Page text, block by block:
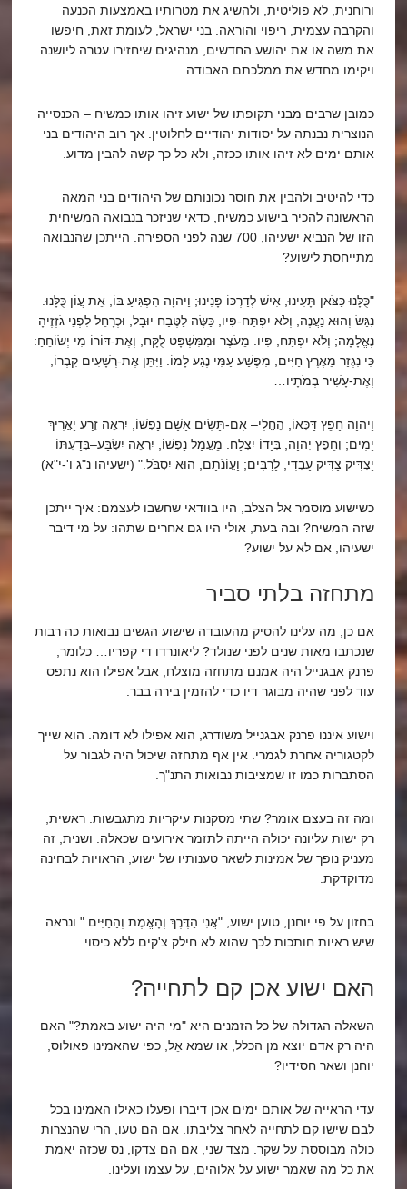
ורוחנית, לא פוליטית, ולהשיג את מטרותיו באמצעות הכנעה
והקרבה עצמית, ריפוי והוראה. בני ישראל, לעומת זאת, חיפשו
את משה או את יהושע החדשים, מנהיגים שיחזירו עטרה ליושנה
ויקימו מחדש את ממלכתם האבודה.
כמובן שרבים מבני תקופתו של ישוע זיהו אותו כמשיח – הכנסייה
הנוצרית נבנתה על יסודות יהודיים לחלוטין. אך רוב היהודים בני
אותם ימים לא זיהו אותו ככזה, ולא כל כך קשה להבין מדוע.
כדי להיטיב ולהבין את חוסר נכונותם של היהודים בני המאה
הראשונה להכיר בישוע כמשיח, כדאי שניזכר בנבואה המשיחית
הזו של הנביא ישעיהו, 700 שנה לפני הספירה. הייתכן שהנבואה
מתייחסת לישוע?
"כֻּלָּנוּ כַּצֹּאן תָּעִינוּ, אִישׁ לְדַרְכּוֹ פָּנִינוּ; וַיהוָה הִפְגִּיעַ בּוֹ, אֵת עֲו‍ֹן כֻּלָּנוּ.
נִגַּשׂ וְהוּא נַעֲנֶה, וְלֹא יִפְתַּח-פִּיו, כַּשֶּׂה לַטֶּבַח יוּבָל, וּכְרָחֵל לִפְנֵי גֹזְזֶיהָ
נֶאֱלָמָה; וְלֹא יִפְתַּח, פִּיו. מֵעֹצֶר וּמִמִּשְׁפָּט לֻקָּח, וְאֶת-דּוֹרוֹ מִי יְשׂוֹחֵחַ:
כִּי נִגְזַר מֵאֶרֶץ חַיִּים, מִפֶּשַׁע עַמִּי נֶגַע לָמוֹ. וַיִּתֵּן אֶת-רְשָׁעִים קִבְרוֹ,
וְאֶת-עָשִׁיר בְּמֹתָיו…
וַיהוָה חָפֵץ דַּכְּאוֹ, הֶחֱלִי– אִם-תָּשִׂים אָשָׁם נַפְשׁוֹ, יִרְאֶה זֶרַע יַאֲרִיךְ
יָמִים; וְחֵפֶץ יְהוָה, בְּיָדוֹ יִצְלָח. מֵעֲמַל נַפְשׁוֹ, יִרְאֶה יִשְׂבָּע–בְּדַעְתּוֹ
יַצְדִּיק צַדִּיק עַבְדִּי, לָרַבִּים; וַעֲו‍ֹנֹתָם, הוּא יִסְבֹּל." (ישעיהו נ"ג ו'-י"א)
כשישוע מוסמר אל הצלב, היו בוודאי שחשבו לעצמם: איך ייתכן
שזה המשיח? ובה בעת, אולי היו גם אחרים שתהו: על מי דיבר
ישעיהו, אם לא על ישוע?
מתחזה בלתי סביר
אם כן, מה עלינו להסיק מהעובדה שישוע הגשים נבואות כה רבות
שנכתבו מאות שנים לפני שנולד? ליאונרדו די קפריו… כלומר,
פרנק אבגנייל היה אמנם מתחזה מוצלח, אבל אפילו הוא נתפס
עוד לפני שהיה מבוגר דיו כדי להזמין בירה בבר.
וישוע איננו פרנק אבגנייל משודרג, הוא אפילו לא דומה. הוא שייך
לקטגוריה אחרת לגמרי. אין אף מתחזה שיכול היה לגבור על
הסתברות כמו זו שמציבות נבואות התנ"ך.
ומה זה בעצם אומר? שתי מסקנות עיקריות מתגבשות: ראשית,
רק ישות עליונה יכולה הייתה לתזמר אירועים שכאלה. ושנית, זה
מעניק נופך של אמינות לשאר טענותיו של ישוע, הראויות לבחינה
מדוקדקת.
בחזון על פי יוחנן, טוען ישוע, "אֲנִי הַדֶּרֶךְ וְהָאֱמֶת וְהַחַיִּים." ונראה
שיש ראיות חותכות לכך שהוא לא חילק צ'קים ללא כיסוי.
האם ישוע אכן קם לתחייה?
השאלה הגדולה של כל הזמנים היא "מי היה ישוע באמת?" האם
היה רק אדם יוצא מן הכלל, או שמא אֵל, כפי שהאמינו פאולוס,
יוחנן ושאר חסידיו?
עדי הראייה של אותם ימים אכן דיברו ופעלו כאילו האמינו בכל
לבם שישו קם לתחייה לאחר צליבתו. אם הם טעו, הרי שהנצרות
כולה מבוססת על שקר. מצד שני, אם הם צדקו, נס שכזה יאמת
את כל מה שאמר ישוע על אלוהים, על עצמו ועלינו.